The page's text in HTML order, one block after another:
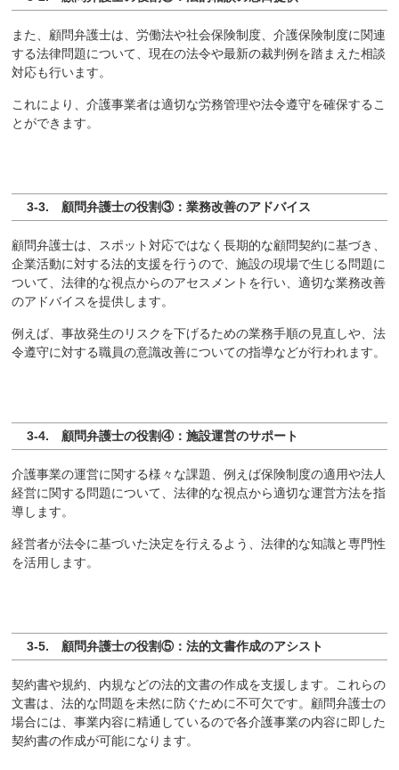
また、顧問弁護士は、労働法や社会保険制度、介護保険制度に関連
する法律問題について、現在の法令や最新の裁判例を踏まえた相談
対応も行います。
これにより、介護事業者は適切な労務管理や法令遵守を確保するこ
とができます。
3-3. 顧問弁護士の役割③：業務改善のアドバイス
顧問弁護士は、スポット対応ではなく長期的な顧問契約に基づき、
企業活動に対する法的支援を行うので、施設の現場で生じる問題に
ついて、法律的な視点からのアセスメントを行い、適切な業務改善
のアドバイスを提供します。
例えば、事故発生のリスクを下げるための業務手順の見直しや、法
令遵守に対する職員の意識改善についての指導などが行われます。
3-4. 顧問弁護士の役割④：施設運営のサポート
介護事業の運営に関する様々な課題、例えば保険制度の適用や法人
経営に関する問題について、法律的な視点から適切な運営方法を指
導します。
経営者が法令に基づいた決定を行えるよう、法律的な知識と専門性
を活用します。
3-5. 顧問弁護士の役割⑤：法的文書作成のアシスト
契約書や規約、内規などの法的文書の作成を支援します。これらの
文書は、法的な問題を未然に防ぐために不可欠です。顧問弁護士の
場合には、事業内容に精通しているので各介護事業の内容に即した
契約書の作成が可能になります。